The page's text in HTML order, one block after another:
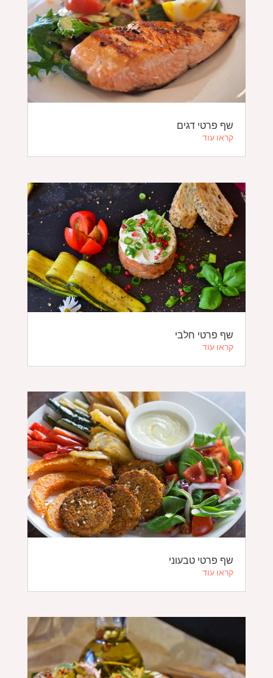
שף פרטי דגים
קראו עוד
שף פרטי חלבי
קראו עוד
שף פרטי טבעוני
קראו עוד